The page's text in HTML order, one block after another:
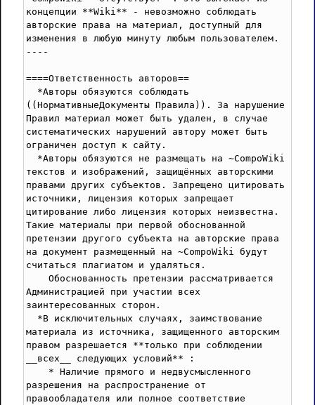
концепции **Wiki** - невозможно соблюдать
авторские права на материал, доступный для
изменения в любую минуту любым пользователем.
----
====Ответственность авторов==
*Авторы обязуются соблюдать
((НормативныеДокументы Правила)). За нарушение
Правил материал может быть удален, в случае
систематических нарушений автору может быть
ограничен доступ к сайту.
*Авторы обязуются не размещать на ~CompoWiki
текстов и изображений, защищённых авторскими
правами других субъектов. Запрещено цитировать
источники, лицензия которых запрещает
цитирование либо лицензия которых неизвестна.
Такие материалы при первой обоснованной
претензии другого субъекта на авторские права
на документ размещенный на ~CompoWiki будут
считаться плагиатом и удаляться.
Обоснованность претензии рассматривается
Администрацией при участии всех
заинтересованных сторон.
*В исключительных случаях, заимствование
материала из источника, защищенного авторским
правом разрешается **только при соблюдении
__всех__ следующих условий** :
* Наличие прямого и недвусмысленного
разрешения на распространение от
правообладателя или полное соответствие